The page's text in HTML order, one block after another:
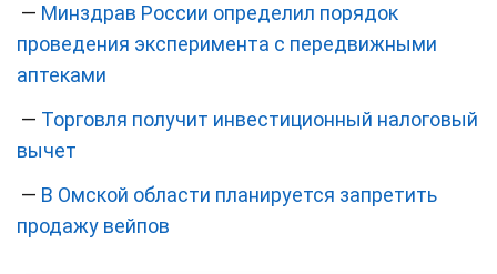
— Минздрав России определил порядок
проведения эксперимента с передвижными
аптеками
— Торговля получит инвестиционный налоговый
вычет
— В Омской области планируется запретить
продажу вейпов